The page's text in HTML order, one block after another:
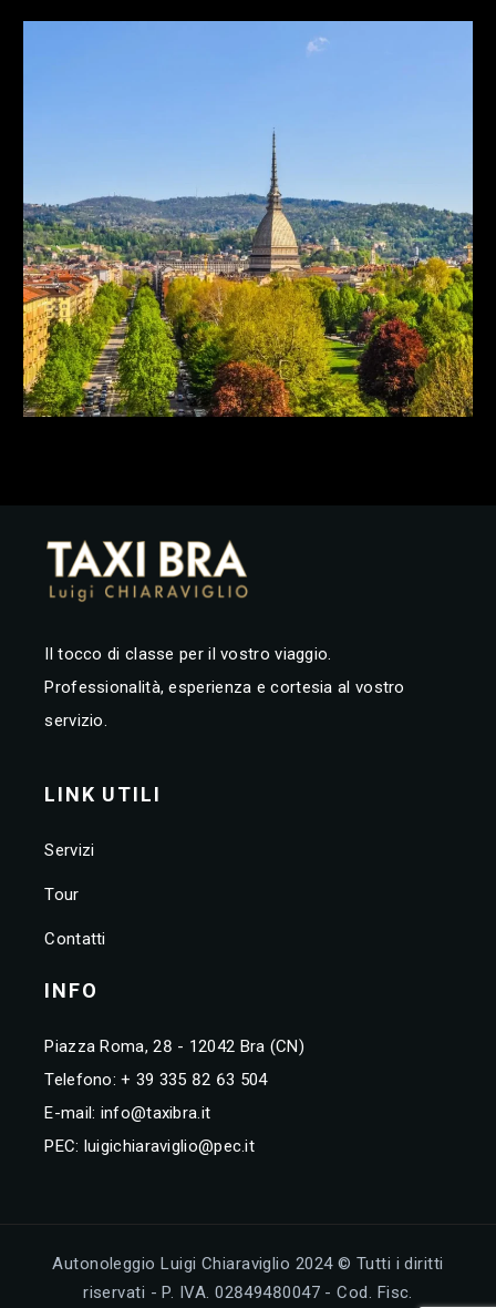
Il tocco di classe per il vostro viaggio.
Professionalità, esperienza e cortesia al vostro
servizio.
LINK UTILI
Servizi
Tour
Contatti
INFO
Piazza Roma, 28 - 12042 Bra (CN)
Telefono:+ 39 335 82 63 504
E-mail: info@taxibra.it
PEC: luigichiaraviglio@pec.it
Autonoleggio Luigi Chiaraviglio 2024 © Tutti i diritti
riservati - P. IVA. 02849480047 - Cod. Fisc.